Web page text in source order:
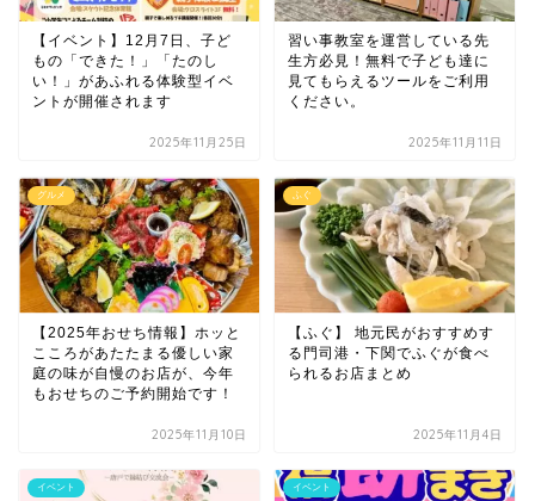
【イベント】12月7日、子ど
もの「できた！」「たのし
い！」があふれる体験型イベ
ントが開催されます
2025年11月25日
習い事教室を運営している先
生方必見！無料で子ども達に
見てもらえるツールをご利用
ください。
2025年11月11日
グルメ
【2025年おせち情報】ホッと
こころがあたたまる優しい家
庭の味が自慢のお店が、今年
もおせちのご予約開始です！
2025年11月10日
ふぐ
【ふぐ】 地元民がおすすめす
る門司港・下関でふぐが食べ
られるお店まとめ
2025年11月4日
イベント イベント